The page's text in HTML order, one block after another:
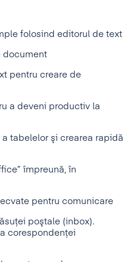
folosind editorul de text
document
pentru creare de
a deveni productiv la
tabelelor şi crearea rapidă
împreună, în
pentru comunicare
poştale (inbox).
corespondenţei